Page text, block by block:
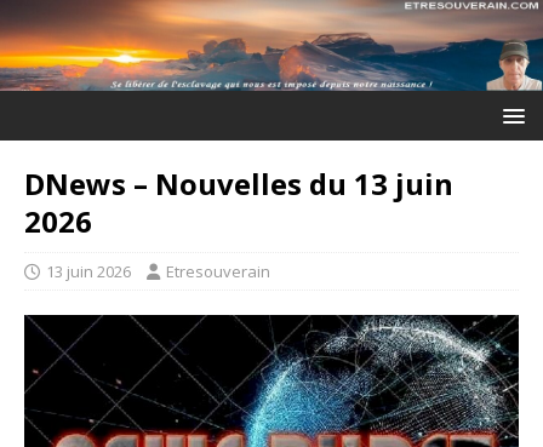
DNews – Nouvelles du 13 juin
2026
13 juin 2026 Etresouverain